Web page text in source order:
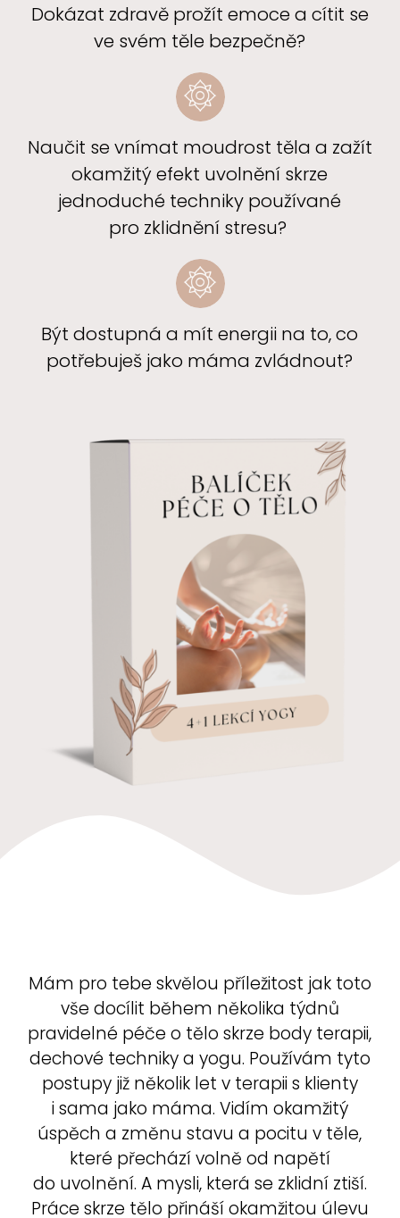
Dokázat zdravě prožít emoce a cítit se
ve svém těle bezpečně?
Naučit se vnímat moudrost těla a zažít
okamžitý efekt uvolnění skrze
jednoduché techniky používané
pro zklidnění stresu?
Být dostupná a mít energii na to, co
potřebuješ jako máma zvládnout?
Mám pro tebe skvělou příležitost jak toto
vše docílit během několika týdnů
pravidelné péče o tělo skrze body terapii,
dechové techniky a yogu. Používám tyto
postupy již několik let v terapii s klienty
i sama jako máma. Vidím okamžitý
úspěch a změnu stavu a pocitu v těle,
které přechází volně od napětí
do uvolnění. A mysli, která se zklidní ztiší.
Práce skrze tělo přináší okamžitou úlevu